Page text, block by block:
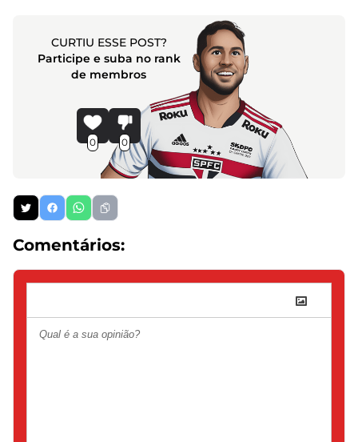
CURTIU ESSE POST?
Participe e suba no rank
de membros
0 0
Comentários: